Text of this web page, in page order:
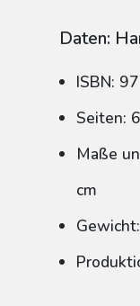
Daten:
ISBN:
Seiten:
Maße
cm